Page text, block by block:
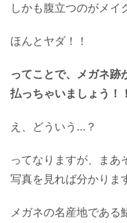
しかも腹立つのがメイ
ほんとヤダ！！
ってことで、メガネ跡
払っちゃいましょう！
え、どういう…？
ってなりますが、まあ
写真を見れば分かりま
メガネの名産地であ